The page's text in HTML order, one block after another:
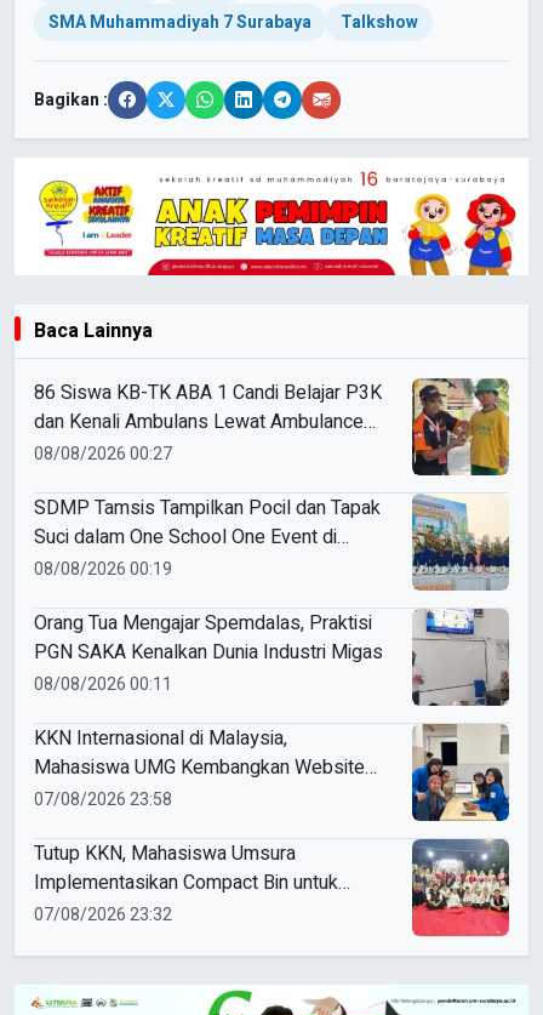
SMA Muhammadiyah 7 Surabaya
Talkshow
Bagikan :
Baca Lainnya
86 Siswa KB-TK ABA 1 Candi Belajar P3K
dan Kenali Ambulans Lewat Ambulance
Goes to Schools
08/08/2026 00:27
SDMP Tamsis Tampilkan Pocil dan Tapak
Suci dalam One School One Event di
Mojokerto
08/08/2026 00:19
Orang Tua Mengajar Spemdalas, Praktisi
PGN SAKA Kenalkan Dunia Industri Migas
08/08/2026 00:11
KKN Internasional di Malaysia,
Mahasiswa UMG Kembangkan Website
Pengenalan Budaya Indonesia
07/08/2026 23:58
Tutup KKN, Mahasiswa Umsura
Implementasikan Compact Bin untuk
Sampah Anorganik di Ketabang
07/08/2026 23:32